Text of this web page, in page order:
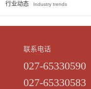
行业动态 Industry trends
联系电话
027-65330590
027-65330583